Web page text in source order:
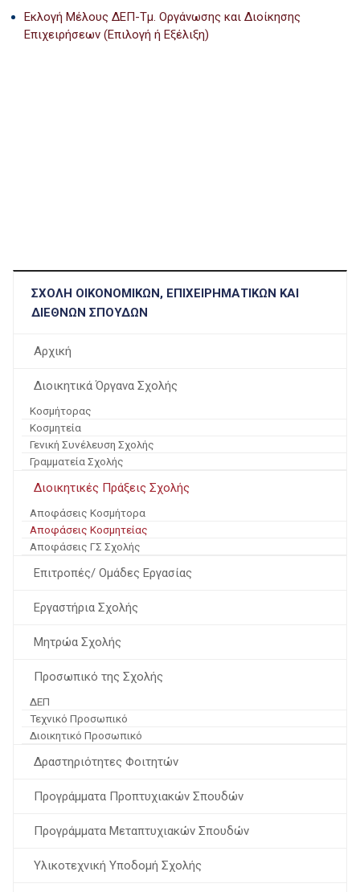
Εκλογή Μέλους ΔΕΠ-Τμ. Οργάνωσης και Διοίκησης
Επιχειρήσεων (Επιλογή ή Εξέλιξη)
ΣΧΟΛΉ ΟΙΚΟΝΟΜΙΚΏΝ, ΕΠΙΧΕΙΡΗΜΑΤΙΚΏΝ ΚΑΙ
ΔΙΕΘΝΏΝ ΣΠΟΥΔΏΝ
Αρχική
Διοικητικά Όργανα Σχολής
Κοσμήτορας
Κοσμητεία
Γενική Συνέλευση Σχολής
Γραμματεία Σχολής
Διοικητικές Πράξεις Σχολής
Αποφάσεις Κοσμήτορα
Αποφάσεις Κοσμητείας
Αποφάσεις ΓΣ Σχολής
Επιτροπές/ Ομάδες Εργασίας
Εργαστήρια Σχολής
Μητρώα Σχολής
Προσωπικό της Σχολής
ΔΕΠ
Τεχνικό Προσωπικό
Διοικητικό Προσωπικό
Δραστηριότητες Φοιτητών
Προγράμματα Προπτυχιακών Σπουδών
Προγράμματα Μεταπτυχιακών Σπουδών
Υλικοτεχνική Υποδομή Σχολής